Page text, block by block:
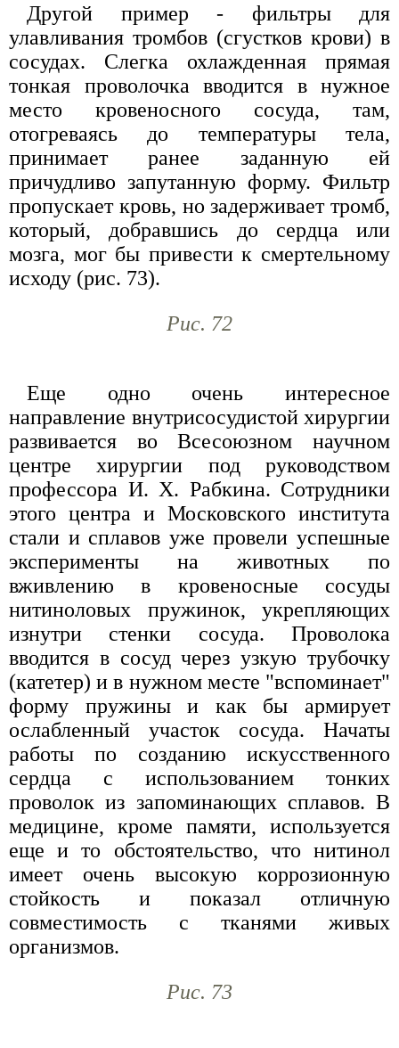
Другой пример - фильтры для
улавливания тромбов (сгустков крови) в
сосудах. Слегка охлажденная прямая
тонкая проволочка вводится в нужное
место кровеносного сосуда, там,
отогреваясь до температуры тела,
принимает ранее заданную ей
причудливо запутанную форму. Фильтр
пропускает кровь, но задерживает тромб,
который, добравшись до сердца или
мозга, мог бы привести к смертельному
исходу (рис. 73).
Рис. 72
Еще одно очень интересное
направление внутрисосудистой хирургии
развивается во Всесоюзном научном
центре хирургии под руководством
профессора И. X. Рабкина. Сотрудники
этого центра и Московского института
стали и сплавов уже провели успешные
эксперименты на животных по
вживлению в кровеносные сосуды
нитиноловых пружинок, укрепляющих
изнутри стенки сосуда. Проволока
вводится в сосуд через узкую трубочку
(катетер) и в нужном месте "вспоминает"
форму пружины и как бы армирует
ослабленный участок сосуда. Начаты
работы по созданию искусственного
сердца с использованием тонких
проволок из запоминающих сплавов. В
медицине, кроме памяти, используется
еще и то обстоятельство, что нитинол
имеет очень высокую коррозионную
стойкость и показал отличную
совместимость с тканями живых
организмов.
Рис. 73